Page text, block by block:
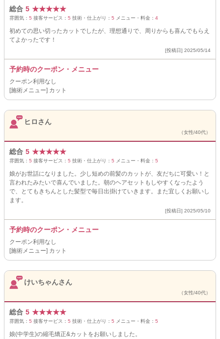
総合 5 ★★★★★
雰囲気： 5 接客サービス： 5 技術・仕上がり： 5 メニュー・料金： 4
初めての思い切ったカットでしたが、理想通りで、周りからも喜んでもらえ
てよかったです！
[投稿日] 2025/05/14
予約時のクーポン・メニュー
クーポン利用なし
[施術メニュー] カット
ヒロさん
（女性/40代）
総合 5 ★★★★★
雰囲気： 5 接客サービス： 5 技術・仕上がり： 5 メニュー・料金： 5
娘がお世話になりました。少し短めの前髪のカットが、友だちに可愛い！と
言われたみたいで喜んでいました。朝のヘアセットもしやすくなったよう
で、とてもきちんとした髪型で毎日出掛けていきます。また宜しくお願いし
ます。
[投稿日] 2025/05/10
予約時のクーポン・メニュー
クーポン利用なし
[施術メニュー] カット
けいちゃんさん
（女性/40代）
総合 5 ★★★★★
雰囲気： 5 接客サービス： 5 技術・仕上がり： 5 メニュー・料金： 5
娘(中学生)の縮毛矯正&カットをお願いしました。